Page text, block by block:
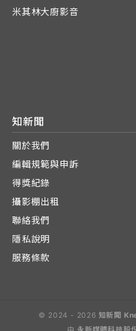
米其林大廚影音
知新聞
關於我們
編輯規範與申訴
得獎紀錄
攝影棚出租
聯絡我們
隱私說明
服務條款
© 2024 - 2026 知新聞